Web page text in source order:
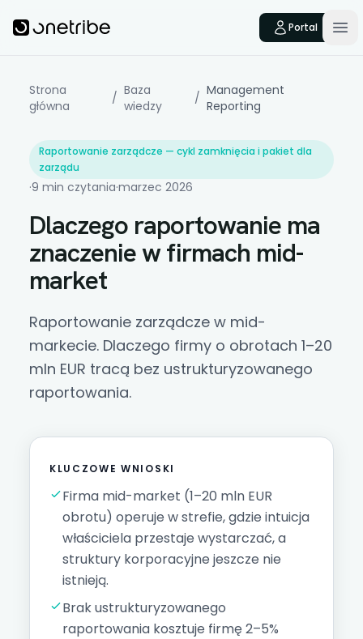
Onetribe
Portal
Strona
główna
/ Baza
wiedzy
/ Management
Reporting
Raportowanie zarządcze — cykl zamknięcia i pakiet dla
zarządu
·9 min czytania·marzec 2026
Dlaczego raportowanie ma
znaczenie w firmach mid-
market
Raportowanie zarządcze w mid-
markecie. Dlaczego firmy o obrotach 1–20
mln EUR tracą bez ustrukturyzowanego
raportowania.
KLUCZOWE WNIOSKI
Firma mid-market (1–20 mln EUR
obrotu) operuje w strefie, gdzie intuicja
właściciela przestaje wystarczać, a
struktury korporacyjne jeszcze nie
istnieją.
Brak ustrukturyzowanego
raportowania kosztuje firmę 2–5%